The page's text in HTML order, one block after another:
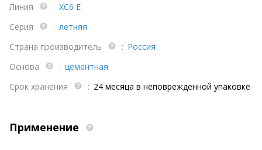
Линия
: XC6 E
Серия
: летняя
Страна производитель
: Россия
Основа
: цементная
Срок хранения
: 24 месяца в неповрежденной упаковке
Применение